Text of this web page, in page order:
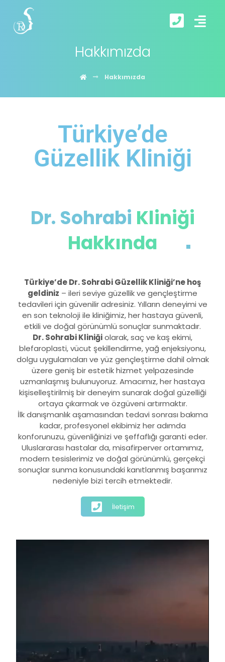
Hakkımızda
Hakkımızda
Türkiye’de
Güzellik Kliniği
Dr. Sohrabi Kliniği
Hakkında
Türkiye’de Dr. Sohrabi Güzellik Kliniği’ne hoş
geldiniz – ileri seviye güzellik ve gençleştirme
tedavileri için güvenilir adresiniz. Yılların deneyimi ve
en son teknoloji ile kliniğimiz, her hastaya güvenli,
etkili ve doğal görünümlü sonuçlar sunmaktadır.
Dr. Sohrabi Kliniğiolarak, saç ve kaş ekimi,
blefaroplasti, vücut şekillendirme, yağ enjeksiyonu,
dolgu uygulamaları ve yüz gençleştirme dahil olmak
üzere geniş bir estetik hizmet yelpazesinde
uzmanlaşmış bulunuyoruz. Amacımız, her hastaya
kişiselleştirilmiş bir deneyim sunarak doğal güzelliği
ortaya çıkarmak ve özgüveni artırmaktır.
İlk danışmanlık aşamasından tedavi sonrası bakıma
kadar, profesyonel ekibimiz her adımda
konforunuzu, güvenliğinizi ve şeffaflığı garanti eder.
Uluslararası hastalar da, misafirperver ortamımız,
modern tesislerimiz ve doğal görünümlü, gerçekçi
sonuçlar sunma konusundaki kanıtlanmış başarımız
nedeniyle bizi tercih etmektedir.
İletişim